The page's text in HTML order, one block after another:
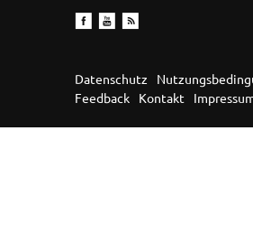
Datenschutz
Feedback
Kontakt